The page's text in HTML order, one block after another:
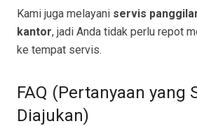
Kami juga melayani servis
kantor, jadi Anda tidak perlu repot
ke tempat servis.
FAQ (Pertanyaan yang
Diajukan)